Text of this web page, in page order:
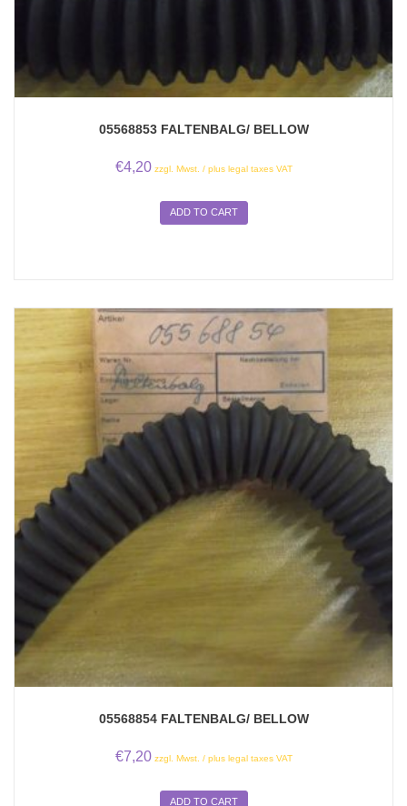
05568853 FALTENBALG/ BELLOW
€4,20 zzgl. Mwst. / plus legal taxes VAT
ADD TO CART
05568854 FALTENBALG/ BELLOW
€7,20 zzgl. Mwst. / plus legal taxes VAT
ADD TO CART